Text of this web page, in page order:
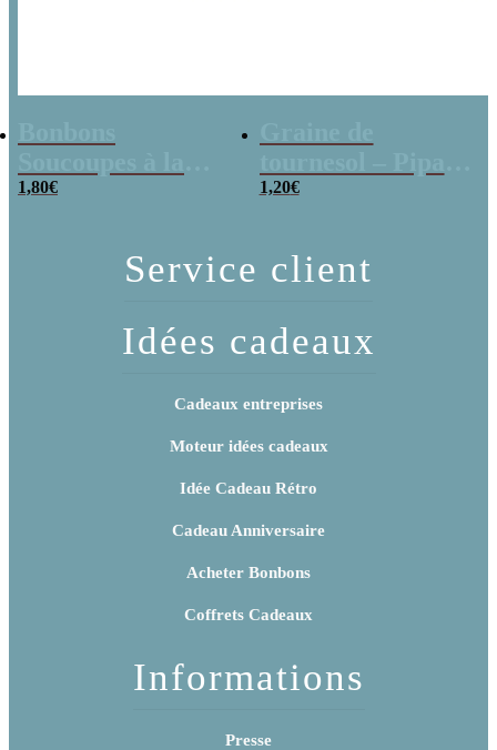
poudre (x20)
1,80€
x 3
1,20€
Service client
Idées cadeaux
Cadeaux entreprises
Moteur idées cadeaux
Idée Cadeau Rétro
Cadeau Anniversaire
Acheter Bonbons
Coffrets Cadeaux
Informations
Presse